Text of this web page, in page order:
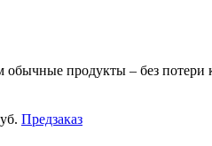
продукты – без потери
Предзаказ